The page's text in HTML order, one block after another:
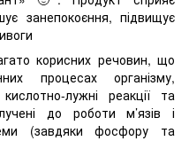
занепокоєння, підвищує
корисних речовин, що
процесах організму,
лужні реакції та
до роботи м’язів і
(завдяки фосфору та